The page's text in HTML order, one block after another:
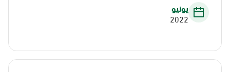
يونيو
2022